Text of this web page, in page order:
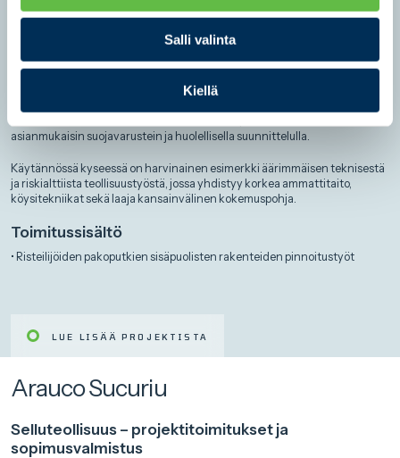
Salli valinta
Kiellä
risteilylaivojen pakoputkissa, joiden korkeus ylsi jopa 70 metriin. Työ
laskettiin putken sisään valjaiden ja köysien avulla.
Turvallisuus oli ensisijainen prioriteetti: työntekijät koulutettiin
köysityöhön vuorikiipeilyspesialisti Ari Pielan johdolla, ja työmaalla oli aina
asianmukaisin suojavarustein ja huolellisella suunnittelulla.
Käytännössä kyseessä on harvinainen esimerkki äärimmäisen teknisestä
ja riskialttiista teollisuustyöstä, jossa yhdistyy korkea ammattitaito,
köysitekniikat sekä laaja kansainvälinen kokemuspohja.
Toimitussisältö
• Risteilijöiden pakoputkien sisäpuolisten rakenteiden pinnoitustyöt
LUE LISÄÄ PROJEKTISTA
Arauco Sucuriu
Selluteollisuus – projektitoimitukset ja
sopimusvalmistus